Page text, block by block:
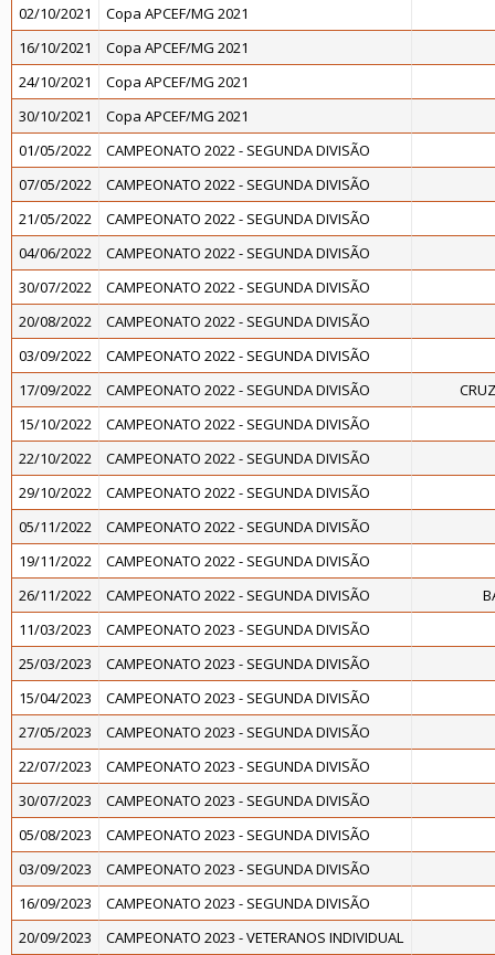
02/10/2021
Copa APCEF/MG 2021
16/10/2021
Copa APCEF/MG 2021
24/10/2021
Copa APCEF/MG 2021
30/10/2021
Copa APCEF/MG 2021
01/05/2022
CAMPEONATO 2022 - SEGUNDA DIVISÃO
07/05/2022
CAMPEONATO 2022 - SEGUNDA DIVISÃO
21/05/2022
CAMPEONATO 2022 - SEGUNDA DIVISÃO
04/06/2022
CAMPEONATO 2022 - SEGUNDA DIVISÃO
30/07/2022
CAMPEONATO 2022 - SEGUNDA DIVISÃO
20/08/2022
CAMPEONATO 2022 - SEGUNDA DIVISÃO
03/09/2022
CAMPEONATO 2022 - SEGUNDA DIVISÃO
17/09/2022
CAMPEONATO 2022 - SEGUNDA DIVISÃO
15/10/2022
CAMPEONATO 2022 - SEGUNDA DIVISÃO
22/10/2022
CAMPEONATO 2022 - SEGUNDA DIVISÃO
29/10/2022
CAMPEONATO 2022 - SEGUNDA DIVISÃO
05/11/2022
CAMPEONATO 2022 - SEGUNDA DIVISÃO
19/11/2022
CAMPEONATO 2022 - SEGUNDA DIVISÃO
26/11/2022
CAMPEONATO 2022 - SEGUNDA DIVISÃO
11/03/2023
CAMPEONATO 2023 - SEGUNDA DIVISÃO
25/03/2023
CAMPEONATO 2023 - SEGUNDA DIVISÃO
15/04/2023
CAMPEONATO 2023 - SEGUNDA DIVISÃO
27/05/2023
CAMPEONATO 2023 - SEGUNDA DIVISÃO
22/07/2023
CAMPEONATO 2023 - SEGUNDA DIVISÃO
30/07/2023
CAMPEONATO 2023 - SEGUNDA DIVISÃO
05/08/2023
CAMPEONATO 2023 - SEGUNDA DIVISÃO
03/09/2023
CAMPEONATO 2023 - SEGUNDA DIVISÃO
16/09/2023
CAMPEONATO 2023 - SEGUNDA DIVISÃO
20/09/2023
CAMPEONATO 2023 - VETERANOS INDIVIDUAL